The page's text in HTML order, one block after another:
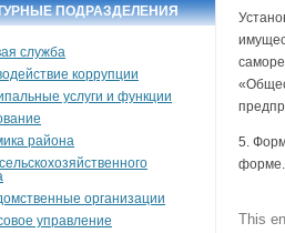
ПОДРАЗДЕЛЕНИЯ
служба
коррупции
услуги и функции
района
организации
управление
5.
форме.
This